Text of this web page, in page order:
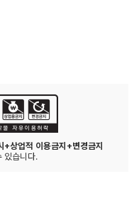
+상업적 이용금지+변경금지
있습니다.